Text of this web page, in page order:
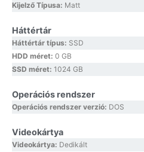
Kijelző Típusa: Matt
Háttértár
Háttértár típus: SSD
HDD méret: 0 GB
SSD méret: 1024 GB
Operációs rendszer
Operációs rendszer verzió: DOS
Videokártya
Videokártya: Dedikált